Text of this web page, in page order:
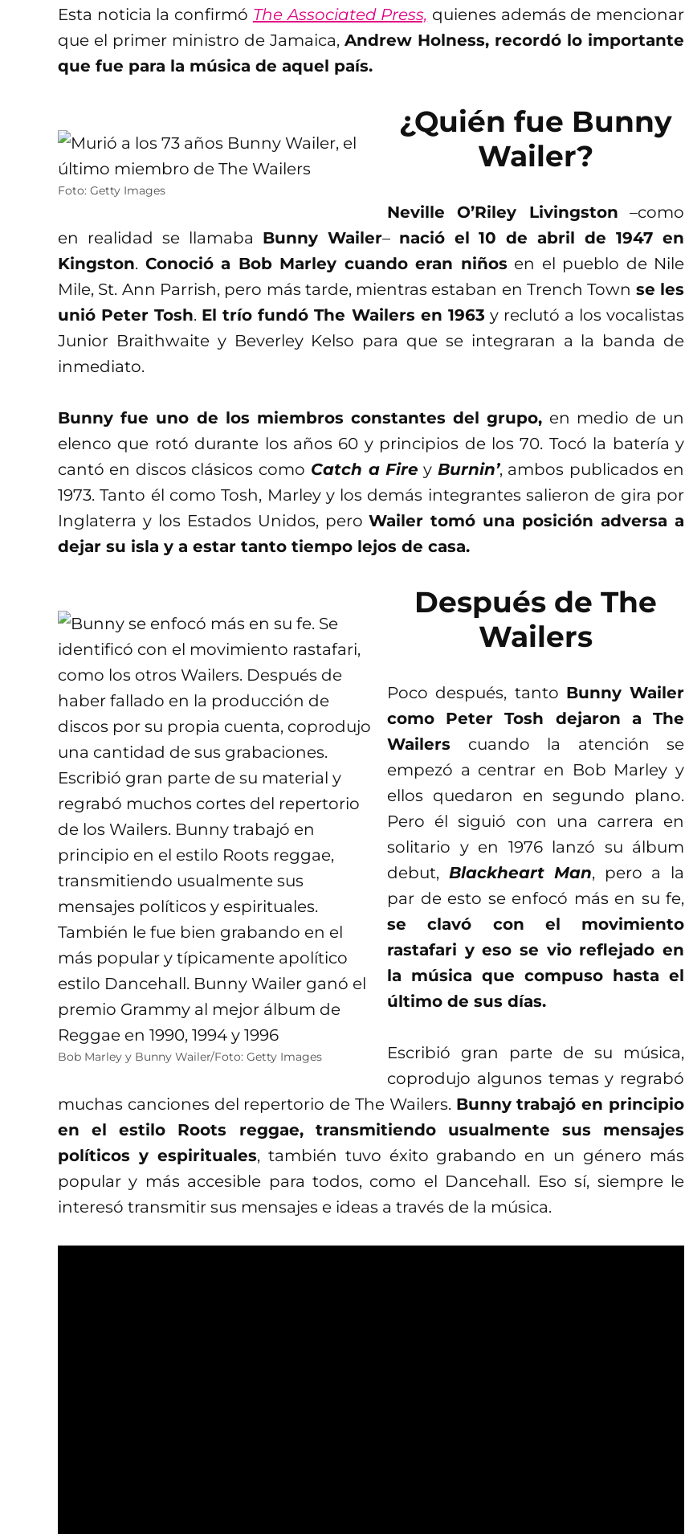
Esta noticia la confirmó The Associated Press, quienes además de mencionar
que el primer ministro de Jamaica, Andrew Holness, recordó lo importante
que fue para la música de aquel país.
Foto: Getty Images
¿Quién fue Bunny
Wailer?
Neville O’Riley Livingston –como
en realidad se llamaba Bunny Wailer– nació el 10 de abril de 1947 en
Kingston. Conoció a Bob Marley cuando eran niñosen el pueblo de Nile
Mile, St. Ann Parrish, pero más tarde, mientras estaban en Trench Town se les
unió Peter Tosh. El trío fundó The Wailers en 1963 y reclutó a los vocalistas
Junior Braithwaite y Beverley Kelso para que se integraran a la banda de
inmediato.
Bunny fue uno de los miembros constantes del grupo, en medio de un
elenco que rotó durante los años 60 y principios de los 70. Tocó la batería y
cantó en discos clásicos como Catch a Fire y Burnin’, ambos publicados en
1973. Tanto él como Tosh, Marley y los demás integrantes salieron de gira por
Inglaterra y los Estados Unidos, peroWailer tomó una posición adversa a
dejar su isla y a estar tanto tiempo lejos de casa.
Bob Marley y Bunny Wailer/Foto: Getty Images
Después de The
Wailers
Poco después, tanto Bunny Wailer
como Peter Tosh dejaron a The
Wailers cuando la atención se
empezó a centrar en Bob Marley y
ellos quedaron en segundo plano.
Pero él siguió con una carrera en
solitario y en 1976 lanzó su álbum
debut, Blackheart Man, pero a la
par de esto se enfocó más en su fe,
se clavó con el movimiento
rastafari y eso se vio reflejado en
la música que compuso hasta el
último de sus días.
Escribió gran parte de su música,
coprodujo algunos temas y regrabó
muchas canciones del repertorio de The Wailers. Bunny trabajó en principio
en el estilo Roots reggae, transmitiendo usualmente sus mensajes
políticos y espirituales, también tuvo éxito grabando en un género más
popular y más accesible para todos, como el Dancehall. Eso sí, siempre le
interesó transmitir sus mensajes e ideas a través de la música.